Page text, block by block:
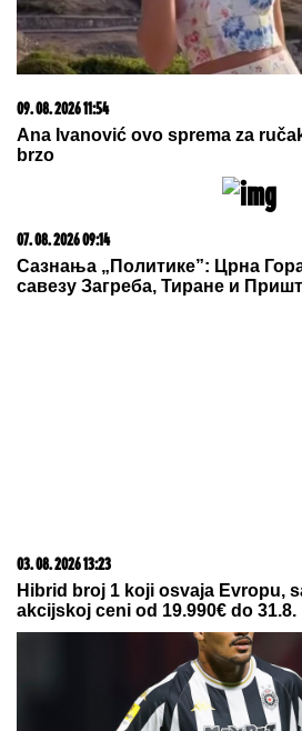
03. 08. 2026 07:31
25.000 kupaca već kupuje uz
Петоро блокадера омета Експо
Zovu ih srpski "mali Karibi" -